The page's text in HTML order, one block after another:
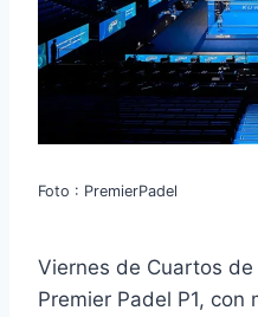
Foto : PremierPadel
Viernes de Cuartos
Premier Padel P1,